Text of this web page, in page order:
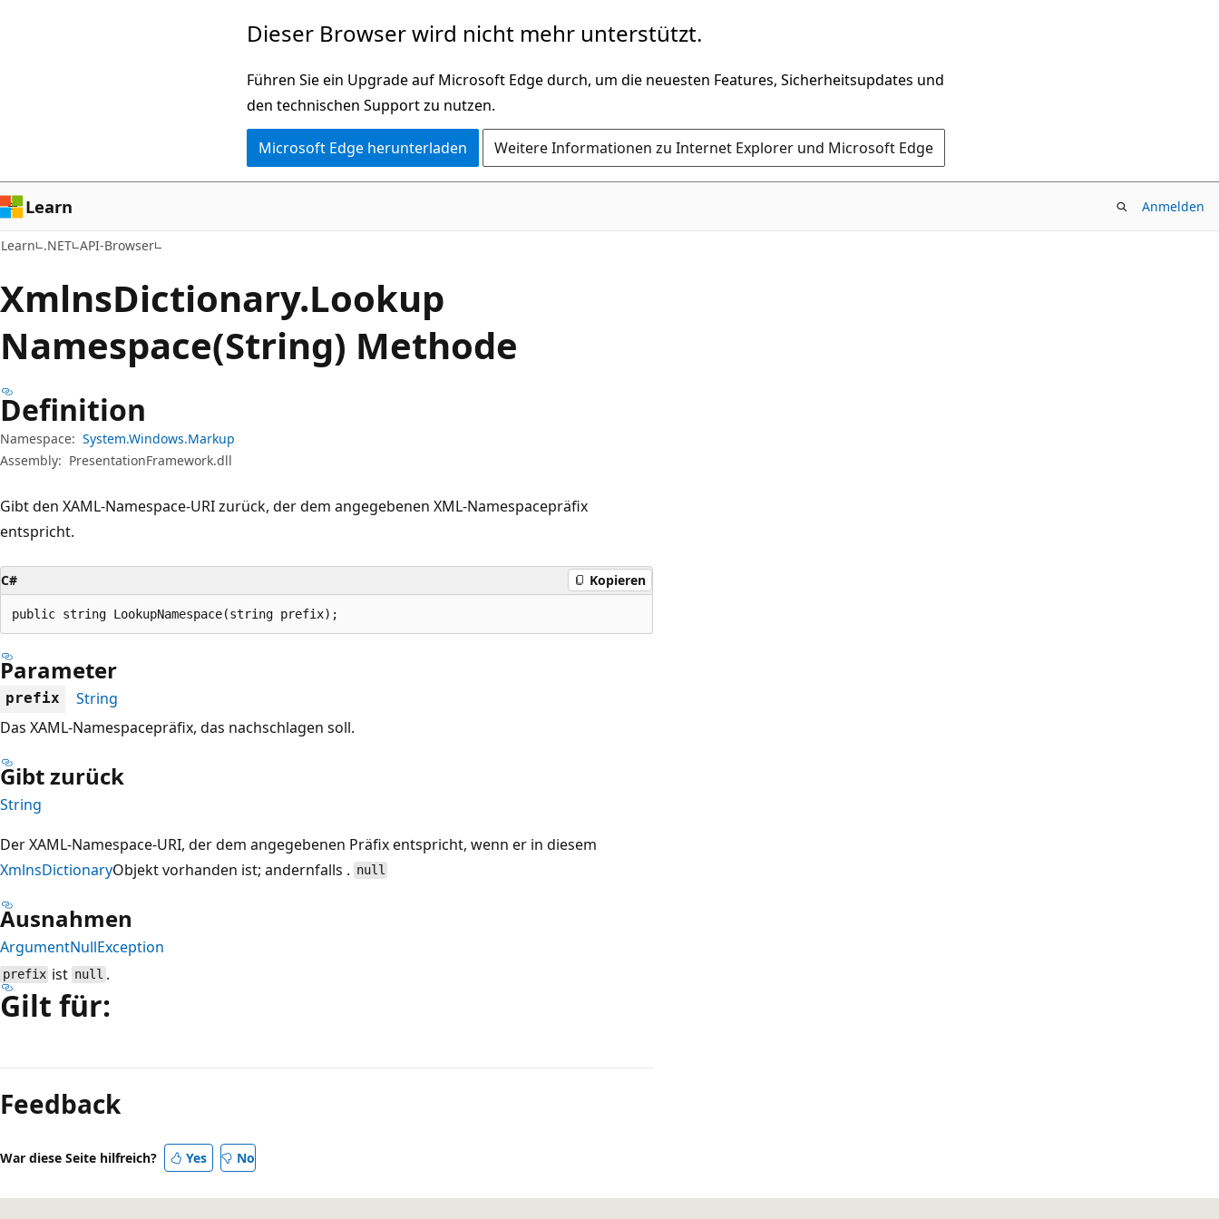
Dieser Browser wird nicht mehr unterstützt.
Führen Sie ein Upgrade auf Microsoft Edge durch, um die neuesten Features, Sicherheitsupdates und
den technischen Support zu nutzen.
Microsoft Edge herunterladen Weitere Informationen zu Internet Explorer und Microsoft Edge
Learn Anmelden
Learn .NET API-Browser
XmlnsDictionary.Lookup
Namespace(String) Methode
Definition
Namespace: System.Windows.Markup
Assembly: PresentationFramework.dll
Gibt den XAML-Namespace-URI zurück, der dem angegebenen XML-Namespacepräfix
entspricht.
C# Kopieren
public string LookupNamespace(string prefix);
Parameter
prefix
String
Das XAML-Namespacepräfix, das nachschlagen soll.
Gibt zurück
String
Der XAML-Namespace-URI, der dem angegebenen Präfix entspricht, wenn er in diesem
XmlnsDictionaryObjekt vorhanden ist; andernfalls . null
Ausnahmen
ArgumentNullException
prefix ist null .
Gilt für:
deaktiviert
Feedback
War diese Seite hilfreich? Yes No